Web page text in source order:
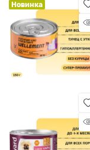
Новинка